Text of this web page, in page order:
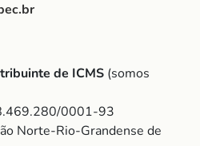
de ICMS (somos
0001-93
Norte-Rio-Grandense de